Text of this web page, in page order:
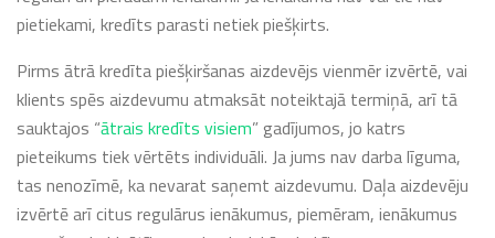
pietiekami, kredīts parasti netiek piešķirts.
Pirms ātrā kredīta piešķiršanas aizdevējs vienmēr izvērtē, vai
klients spēs aizdevumu atmaksāt noteiktajā termiņā, arī tā
sauktajos “ātrais kredīts visiem” gadījumos, jo katrs
pieteikums tiek vērtēts individuāli. Ja jums nav darba līguma,
tas nenozīmē, ka nevarat saņemt aizdevumu. Daļa aizdevēju
izvērtē arī citus regulārus ienākumus, piemēram, ienākumus